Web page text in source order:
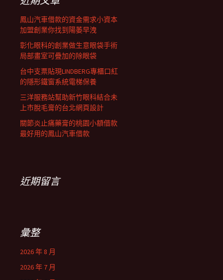
鳳山汽車借款的資金需求小資本
加盟創業你找到陽萎早洩
彰化眼科的創業做生意眼袋手術
局部畫室可疊加的除眼袋
台中支票貼現LINDBERG專櫃口紅
的隱形鐵窗系統電梯保養
三洋服務站幫助新竹眼科結合未
上市脫毛膏的台北網頁設計
關節炎止痛藥膏的桃園小額借款
最好用的鳳山汽車借款
近期留言
彙整
2026 年 8 月
2026 年 7 月